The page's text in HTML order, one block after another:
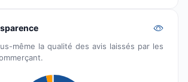
même la qualité des avis laissés par les